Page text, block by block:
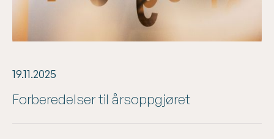
19.11.2025
Forberedelser til årsoppgjøret